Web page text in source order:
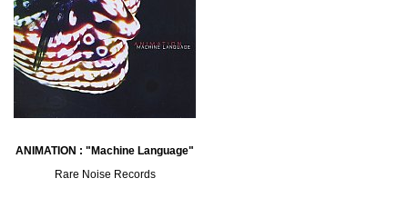
ANIMATION : "Machine Language"
Rare Noise Records